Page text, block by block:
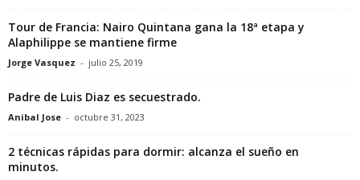
Tour de Francia: Nairo Quintana gana la 18ª etapa y
Alaphilippe se mantiene firme
Jorge Vasquez - julio 25, 2019
Padre de Luis Diaz es secuestrado.
Anibal Jose - octubre 31, 2023
2 técnicas rápidas para dormir: alcanza el sueño en
minutos.